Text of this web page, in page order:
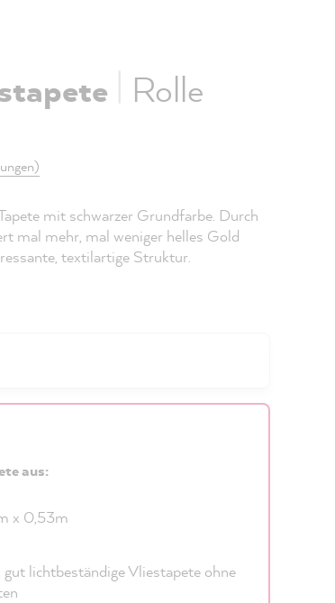
| Rolle
mit schwarzer Grundfarbe. Durch
mal mehr, mal weniger helles Gold
textilartige Struktur.
aus:
x 0,53m
gut lichtbeständige Vliestapete ohne